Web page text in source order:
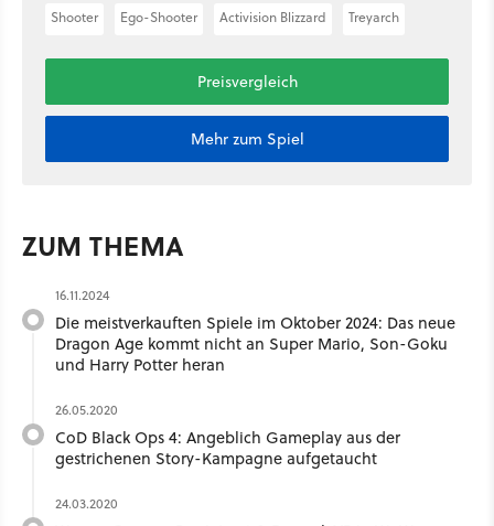
Shooter Ego-Shooter Activision Blizzard Treyarch
Preisvergleich
Mehr zum Spiel
ZUM THEMA
16.11.2024
Die meistverkauften Spiele im Oktober 2024: Das neue
Dragon Age kommt nicht an Super Mario, Son-Goku
und Harry Potter heran
26.05.2020
CoD Black Ops 4: Angeblich Gameplay aus der
gestrichenen Story-Kampagne aufgetaucht
24.03.2020